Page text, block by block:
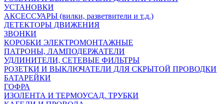
УСТАНОВКИ
АКСЕССУАРЫ (вилки, разветвители и т.д.)
ДЕТЕКТОРЫ ДВИЖЕНИЯ
ЗВОНКИ
КОРОБКИ ЭЛЕКТРОМОНТАЖНЫЕ
ПАТРОНЫ, ЛАМПОДЕРЖАТЕЛИ
УДЛИНИТЕЛИ, СЕТЕВЫЕ ФИЛЬТРЫ
РОЗЕТКИ И ВЫКЛЮЧАТЕЛИ ДЛЯ СКРЫТОЙ ПРОВОДКИ
БАТАРЕЙКИ
ГОФРА
ИЗОЛЕНТА И ТЕРМОУСАД. ТРУБКИ